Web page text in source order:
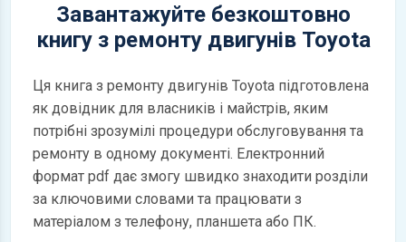
Завантажуйте безкоштовно
книгу з ремонту двигунів Toyota
Ця книга з ремонту двигунів Toyota підготовлена
як довідник для власників і майстрів, яким
потрібні зрозумілі процедури обслуговування та
ремонту в одному документі. Електронний
формат pdf дає змогу швидко знаходити розділи
за ключовими словами та працювати з
матеріалом з телефону, планшета або ПК.